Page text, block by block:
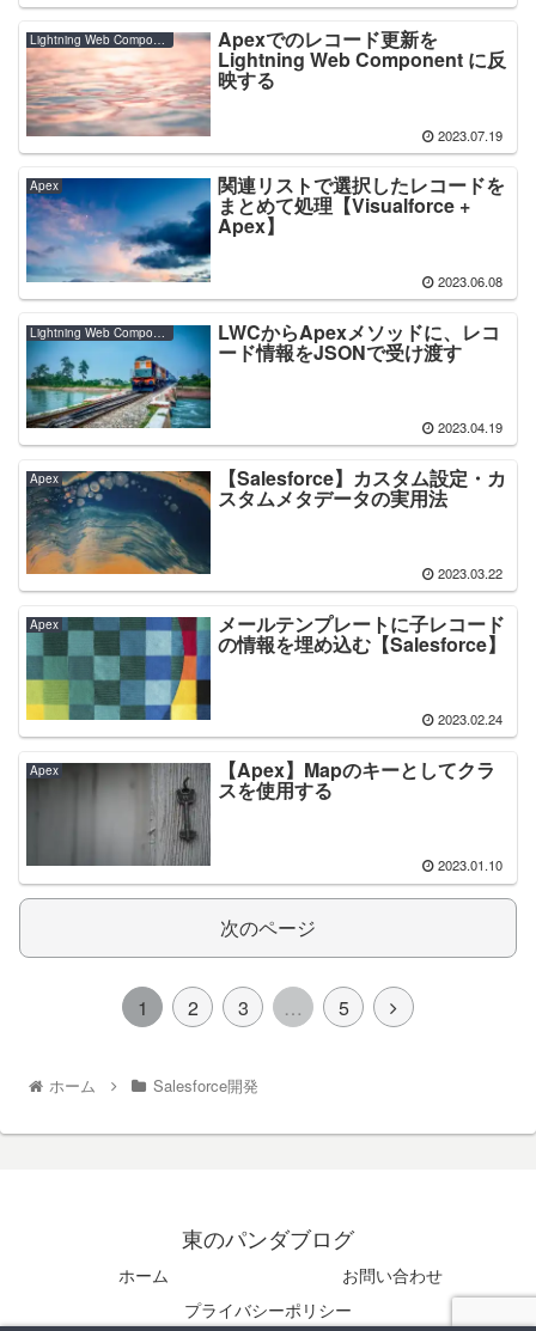
Lightning Web Component Apexでのレコード更新を
Lightning Web Component に反
映する
2023.07.19
Apex 関連リストで選択したレコードを
まとめて処理【Visualforce +
Apex】
2023.06.08
LWCからApexメソッドに、レコ
ード情報をJSONで受け渡す
2023.04.19
Apex 【Salesforce】カスタム設定・カ
スタムメタデータの実用法
2023.03.22
Apex メールテンプレートに子レコード
の情報を埋め込む【Salesforce】
2023.02.24
Apex 【Apex】Mapのキーとしてクラ
スを使用する
2023.01.10
次のページ
1 2 3 … 5
ホーム Salesforce開発
東のパンダブログ
ホーム
お問い合わせ
プライバシーポリシー